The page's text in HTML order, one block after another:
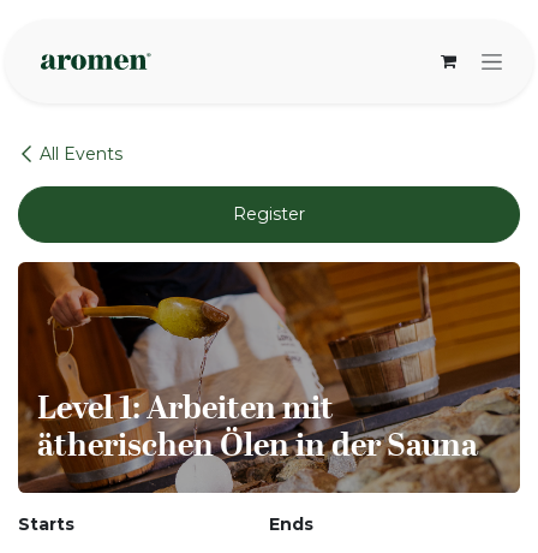
All Events
Register
Level 1: Arbeiten mit
ätherischen Ölen in der Sauna
Starts Ends